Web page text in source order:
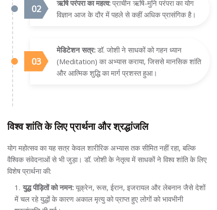
ऋषि परंपरा का महत्व: प्राचीन ऋषि-मुनि परंपरा का योग
विज्ञान आज के दौर में पहले से कहीं अधिक प्रासंगिक है।
मेडिटेशन सत्र: डॉ. जोशी ने साधकों को गहन ध्यान
(Meditation) का अभ्यास कराया, जिससे मानसिक शांति
और आत्मिक शुद्धि का मार्ग प्रशस्त हुआ।
विश्व शांति के लिए प्रार्थना और श्रद्धांजलि
योग महोत्सव का यह सत्र केवल शारीरिक अभ्यास तक सीमित नहीं रहा, बल्कि
वैश्विक संवेदनाओं से भी जुड़ा। डॉ. जोशी के नेतृत्व में साधकों ने विश्व शांति के लिए
विशेष प्रार्थना की:
युद्ध पीड़ितों को नमन: यूक्रेन, रूस, ईरान, इजरायल और लेबनान जैसे देशों
में चल रहे युद्धों के कारण अकाल मृत्यु को प्राप्त हुए लोगों को भावभीनी